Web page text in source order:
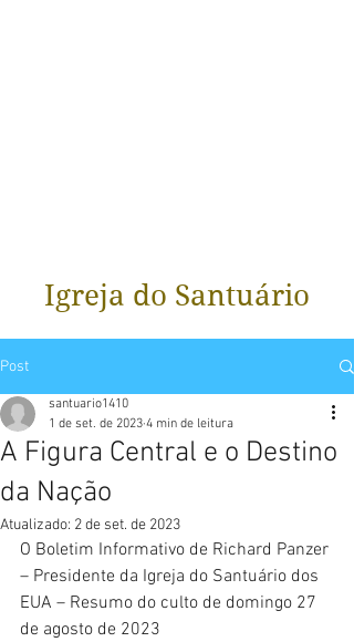
Igreja do Santuário
Post
A Figura Central e o Destino
da Nação
santuario1410
1 de set. de 2023 4 min de leitura
Atualizado: 2 de set. de 2023
O Boletim Informativo de Richard Panzer
– Presidente da Igreja do Santuário dos
EUA – Resumo do culto de domingo 27
de agosto de 2023